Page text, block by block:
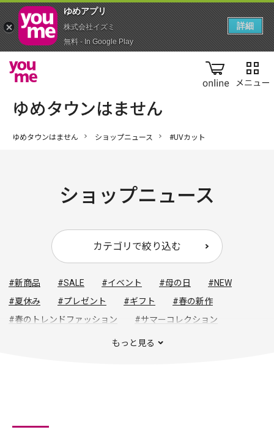
online
ゆめタウンはません ショップニュース #UVカット
ショップニュース
カテゴリで絞り込む
#新商品 #SALE #イベント #母の日
#NEW
#夏休み
#プレゼント #ギフト
#春の新作
#春のトレンドファッション
#サマーコレクション
#夏バーゲン
もっと見る
ゆめアプ‪リ‬
株式会社イズミ
無料 - In Google Play
詳細